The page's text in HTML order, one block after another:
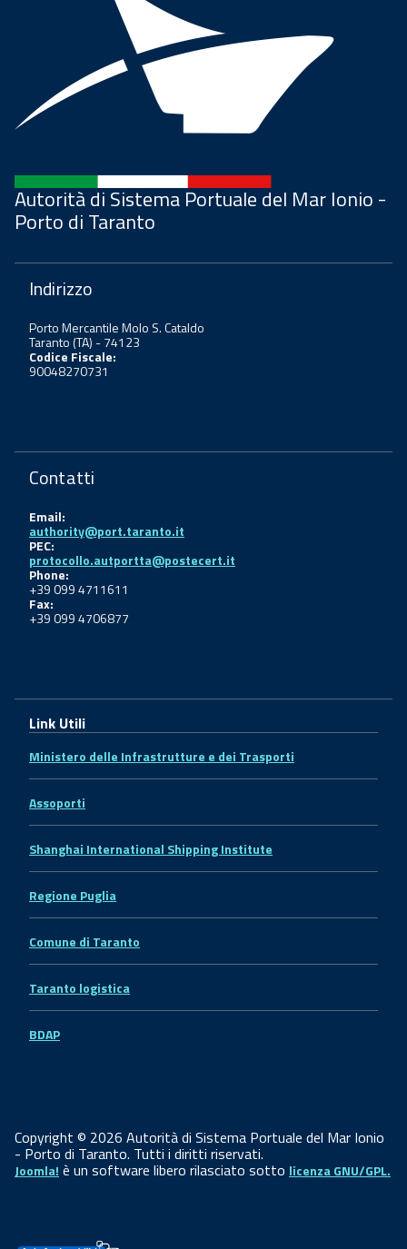
Autorità di Sistema Portuale del Mar Ionio -
Porto di Taranto
Indirizzo
Porto Mercantile Molo S. Cataldo
Taranto (TA) - 74123
Codice Fiscale:
90048270731
Contatti
Email:
authority@port.taranto.it
PEC:
protocollo.autportta@postecert.it
Phone:
+39 099 4711611
Fax:
+39 099 4706877
Link Utili
Ministero delle Infrastrutture e dei Trasporti
Assoporti
Shanghai International Shipping Institute
Regione Puglia
Comune di Taranto
Taranto logistica
BDAP
Copyright © 2026 Autorità di Sistema Portuale del Mar Ionio
- Porto di Taranto. Tutti i diritti riservati.
Joomla! è un software libero rilasciato sotto licenza GNU/GPL.